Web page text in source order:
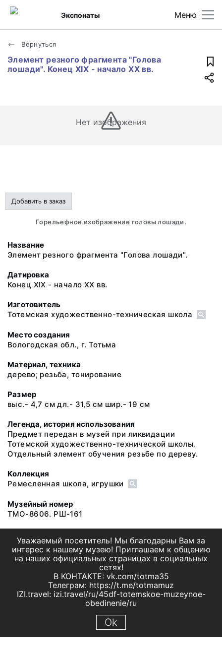
Меню
Экспонаты
Вернуться
Элемент резного фрагмента "Голова
лошади". Конец XIX - начало XX вв.
Нет изображения
Добавить в заказ
Горельефное изображение головы лошади.
Название
Элемент резного фрагмента "Голова лошади".
Датировка
Конец XIX - начало XX вв.
Изготовитель
Тотемская художественно-техническая школа
Место создания
Вологодская обл., г. Тотьма
Материал, техника
дерево; резьба, тонирование
Размер
выс.- 4,7 см дл.- 31,5 см шир.- 19 см
Легенда, история использования
Предмет передан в музей при ликвидации
Тотемской художественно-технической школы.
Отдельный элемент обучения резьбе по дереву.
Коллекция
Ремесленная школа, игрушки
Музейный номер
ТМО-8606. РШ-161
Уважаемый посетитель! Мы благодарны Вам за
интерес к нашему музею! Приглашаем к общению
на наших официальных страницах в социальных
сетях!
В КОНТАКТЕ: vk.com/totma35
Телеграм: https://t.me/totmamuz
IZI.travel: izi.travel/ru/45df-totemskoe-muzeynoe-
obedinenie/ru
Ok